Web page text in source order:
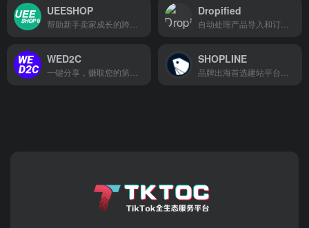
UEESHOP Dropified
WED2C SHOPLINE